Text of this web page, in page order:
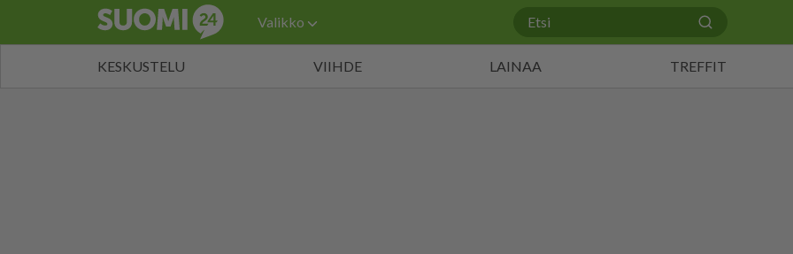
Valikko
KESKUSTELU VIIHDE LAINAA TREFFIT